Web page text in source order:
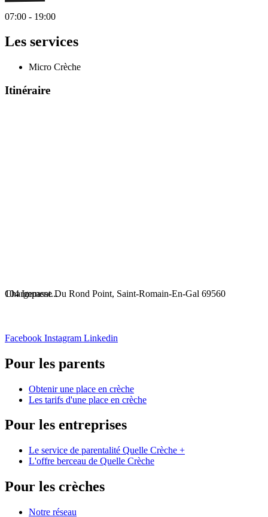
07:00 - 19:00
Les services
Micro Crèche
Itinéraire
Chargement...
104 Impasse Du Rond Point, Saint-Romain-En-Gal 69560
Facebook Instagram Linkedin
Pour les parents
Obtenir une place en crèche
Les tarifs d'une place en crèche
Pour les entreprises
Le service de parentalité Quelle Crèche +
L'offre berceau de Quelle Crèche
Pour les crèches
Notre réseau